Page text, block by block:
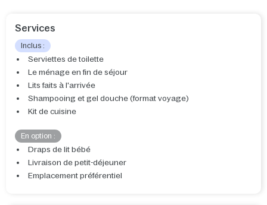
Services
Inclus :
Serviettes de toilette
Le ménage en fin de séjour
Lits faits à l'arrivée
Shampooing et gel douche (format voyage)
Kit de cuisine
En option :
Draps de lit bébé
Livraison de petit-déjeuner
Emplacement préférentiel